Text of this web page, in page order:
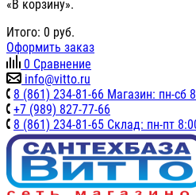
«В корзину».
Итого: 0 руб.
Оформить заказ
0 Сравнение
info@vitto.ru
8 (861) 234-81-66 Магазин: пн-сб
+7 (989) 827-77-66
8 (861) 234-81-65 Склад: пн-пт